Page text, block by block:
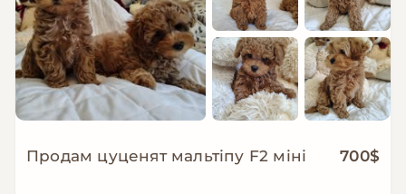
Продам цуценят мальтіпу F2 міні 700$